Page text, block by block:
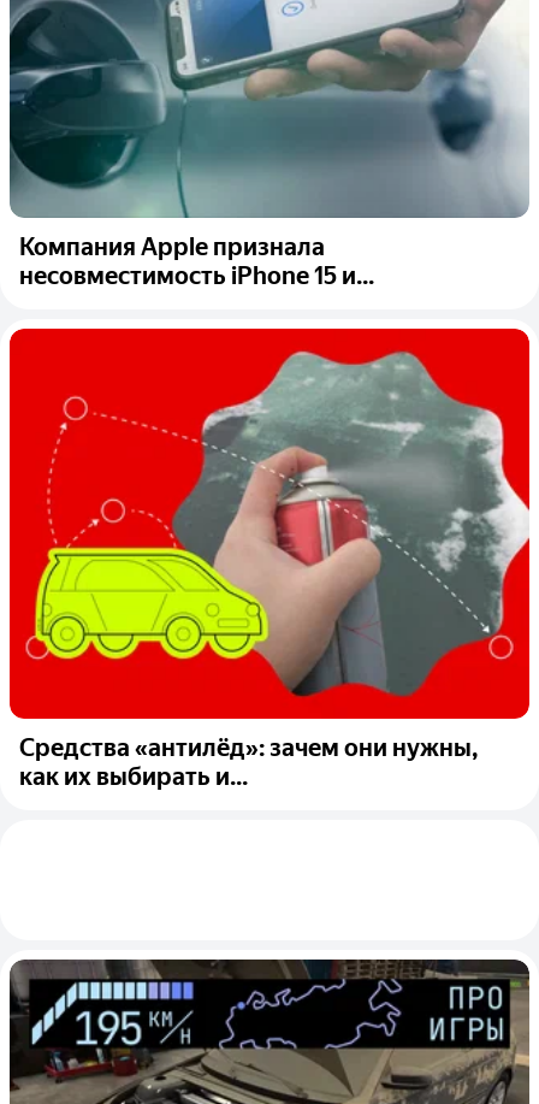
Компания Apple признала
несовместимость iPhone 15 и...
Средства «антилёд»: зачем они нужны,
как их выбирать и...